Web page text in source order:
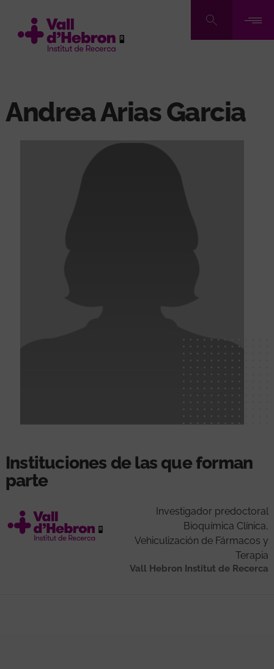
contenido
Andrea Arias Garcia
Instituciones de las que forman
parte
Investigador predoctoral
Bioquímica Clínica,
Vehiculización de Fármacos y
Terapia
Vall Hebron Institut de Recerca